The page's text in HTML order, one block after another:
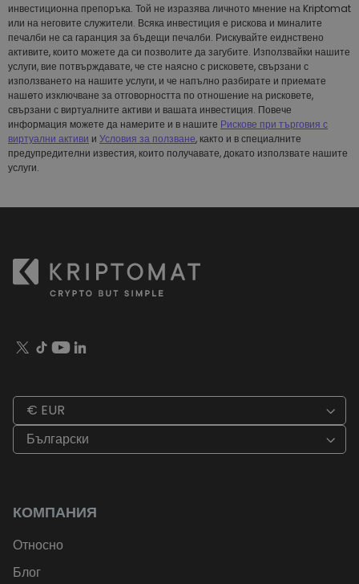
инвестиционна препоръка. Той не изразява личното мнение на Kriptomat
или на неговите служители. Всяка инвестиция е рискова и миналите
печалби не са гаранция за бъдещи печалби. Рискувайте еиднствено
активите, които можете да си позволите да загубите. Използвайки нашите
услуги, вие потвърждавате, че сте наясно с рисковете, свързани с
използването на нашите услуги, и че напълно разбирате и приемате
нашeто изключване за отговорността по отношение на рисковете,
свързани с виртуалните активи и вашата инвестиция. Повече
информация можете да намерите и в нашите Рискове при търговия с
виртуални активи и Условия за ползване, както и в специалните
предупредителни известия, които получавате, докато използвате нашите
услуги.
€ EUR
Български
КОМПАНИЯ
Относно
Блог